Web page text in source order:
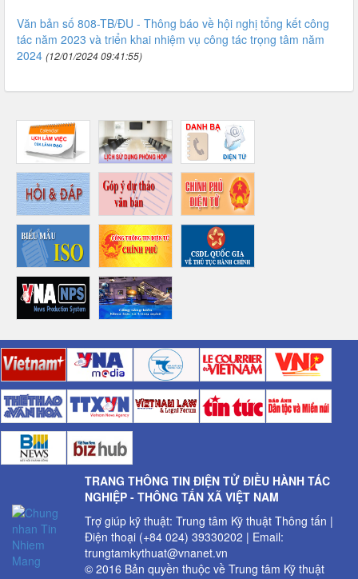
Văn bản số 808-TB/ĐU - Thông báo về hội nghị tổng kết công
tác năm 2023 và triển khai nhiệm vụ công tác trọng tâm năm
2024 (12/01/2024 09:41:55)
TRANG THÔNG TIN ĐIỆN TỬ ĐIỀU HÀNH TÁC
NGHIỆP - THÔNG TẤN XÃ VIỆT NAM
Trợ giúp kỹ thuật: Trung tâm Kỹ thuật Thông tấn |
Điện thoại (+84 024) 39330202 | Email:
trungtamkythuat@vnanet.vn
© 2016 Bản quyền thuộc về Trung tâm Kỹ thuật